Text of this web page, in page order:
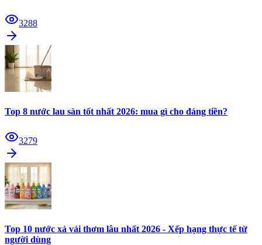
3288
Top 8 nước lau sàn tốt nhất 2026: mua gì cho đáng tiền?
3279
Top 10 nước xả vải thơm lâu nhất 2026 - Xếp hạng thực tế từ
người dùng